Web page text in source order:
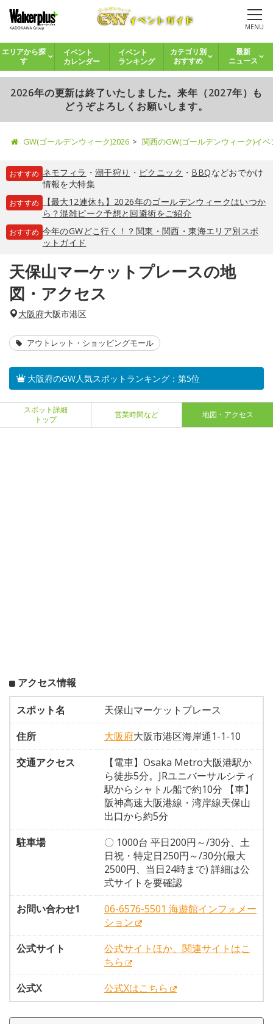
MENU
エリアから探
す
イベント
カレンダー
イベント
ランキング
カテゴリ別
おすすめ
最新
ニュース
2026年の更新は終了いたしました。来年（2027年）も
どうぞよろしくお願いします。
GW(ゴールデンウィーク)2026 関西のGW(ゴールデンウィーク)イ
おすすめ ネモフィラ ・ 潮干狩り ・ ピクニック ・ BBQなどおでかけ
情報を大特集
おすすめ
【最大12連休も】2026年のゴールデンウィークはいつか
ら？混雑ピーク予想と回避術をご紹介
おすすめ 今年のGWどこ行く！？関東・関西・東海エリア別スポ
ットガイド
天保山マーケットプレースの地
図・アクセス
大阪府大阪市港区
アウトレット・ショッピングモール
大阪府のGW人気スポットランキング：第5位
スポット詳細
トップ
営業時間など 地図・アクセス
アクセス情報
スポット名
天保山マーケットプレース
住所
大阪府大阪市港区海岸通1-1-10
交通アクセス
【電車】Osaka Metro大阪港駅か
ら徒歩5分。JRユニバーサルシティ
駅からシャトル船で約10分 【車】
阪神高速大阪港線・湾岸線天保山
出口から約5分
駐車場
〇 1000台 平日200円～/30分、土
日祝・特定日250円～/30分(最大
2500円、当日24時まで) 詳細は公
式サイトを要確認
お問い合わせ1
06-6576-5501 海遊館インフォメー
ション
公式サイト
公式サイトほか、関連サイトはこ
ちら
公式X
公式Xはこちら